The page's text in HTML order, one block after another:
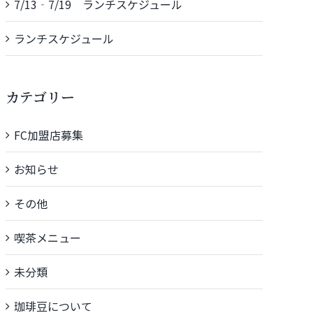
7/13‐7/19 ランチスケジュール
ランチスケジュール
カテゴリー
FC加盟店募集
お知らせ
その他
喫茶メニュー
未分類
珈琲豆について